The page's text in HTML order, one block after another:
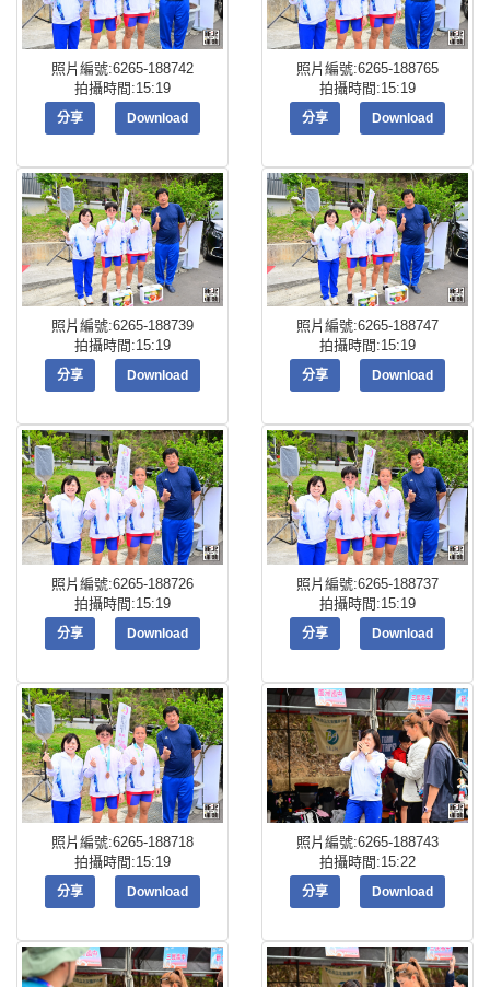
照片編號:6265-188742
拍攝時間:15:19
分享 Download
照片編號:6265-188765
拍攝時間:15:19
分享 Download
照片編號:6265-188739
拍攝時間:15:19
分享 Download
照片編號:6265-188747
拍攝時間:15:19
分享 Download
照片編號:6265-188726
拍攝時間:15:19
分享 Download
照片編號:6265-188737
拍攝時間:15:19
分享 Download
照片編號:6265-188718
拍攝時間:15:19
分享 Download
照片編號:6265-188743
拍攝時間:15:22
分享 Download